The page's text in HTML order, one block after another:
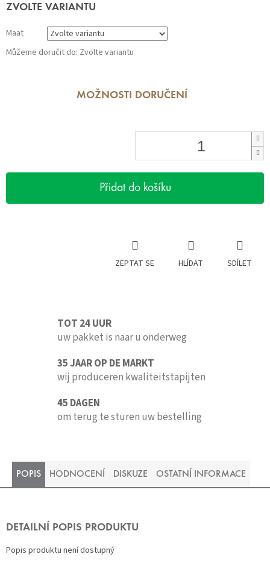
Měrná
ZVOLTE VARIANTU
Maat
Můžeme doručit do: Zvolte variantu
MOŽNOSTI DORUČENÍ
Přidat do košíku
ZEPTAT SE HLÍDAT SDÍLET
TOT 24 UUR
uw pakket is naar u onderweg
35 JAAR OP DE MARKT
wij produceren kwaliteitstapijten
45 DAGEN
om terug te sturen uw bestelling
POPIS HODNOCENÍ DISKUZE OSTATNÍ INFORMACE
DETAILNÍ POPIS PRODUKTU
Popis produktu není dostupný